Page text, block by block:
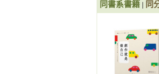
「OH,
ÁNIMA 的字體
野台系的字體設
Campirano 的
拉丁美洲設計
同書系書籍 同